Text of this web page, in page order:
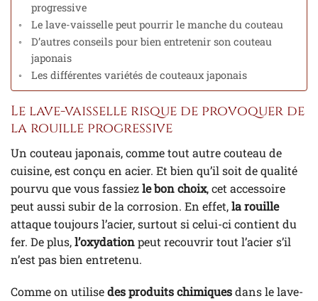
progressive
Le lave-vaisselle peut pourrir le manche du couteau
D’autres conseils pour bien entretenir son couteau
japonais
Les différentes variétés de couteaux japonais
Le lave-vaisselle risque de provoquer de
la rouille progressive
Un couteau japonais, comme tout autre couteau de
cuisine, est conçu en acier. Et bien qu’il soit de qualité
pourvu que vous fassiezle bon choix, cet accessoire
peut aussi subir de la corrosion. En effet,la rouille
attaque toujours l’acier, surtout si celui-ci contient du
fer. De plus,l’oxydationpeut recouvrir tout l’acier s’il
n’est pas bien entretenu.
Comme on utilisedes produits chimiquesdans le lave-